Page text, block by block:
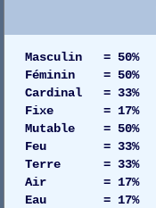
Masculin = 50%
Féminin = 50%
Cardinal = 33%
Fixe = 17%
Mutable = 50%
Feu = 33%
Terre = 33%
Air = 17%
Eau = 17%